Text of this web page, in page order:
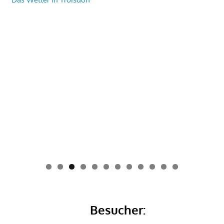
0 1 2
Besucher: